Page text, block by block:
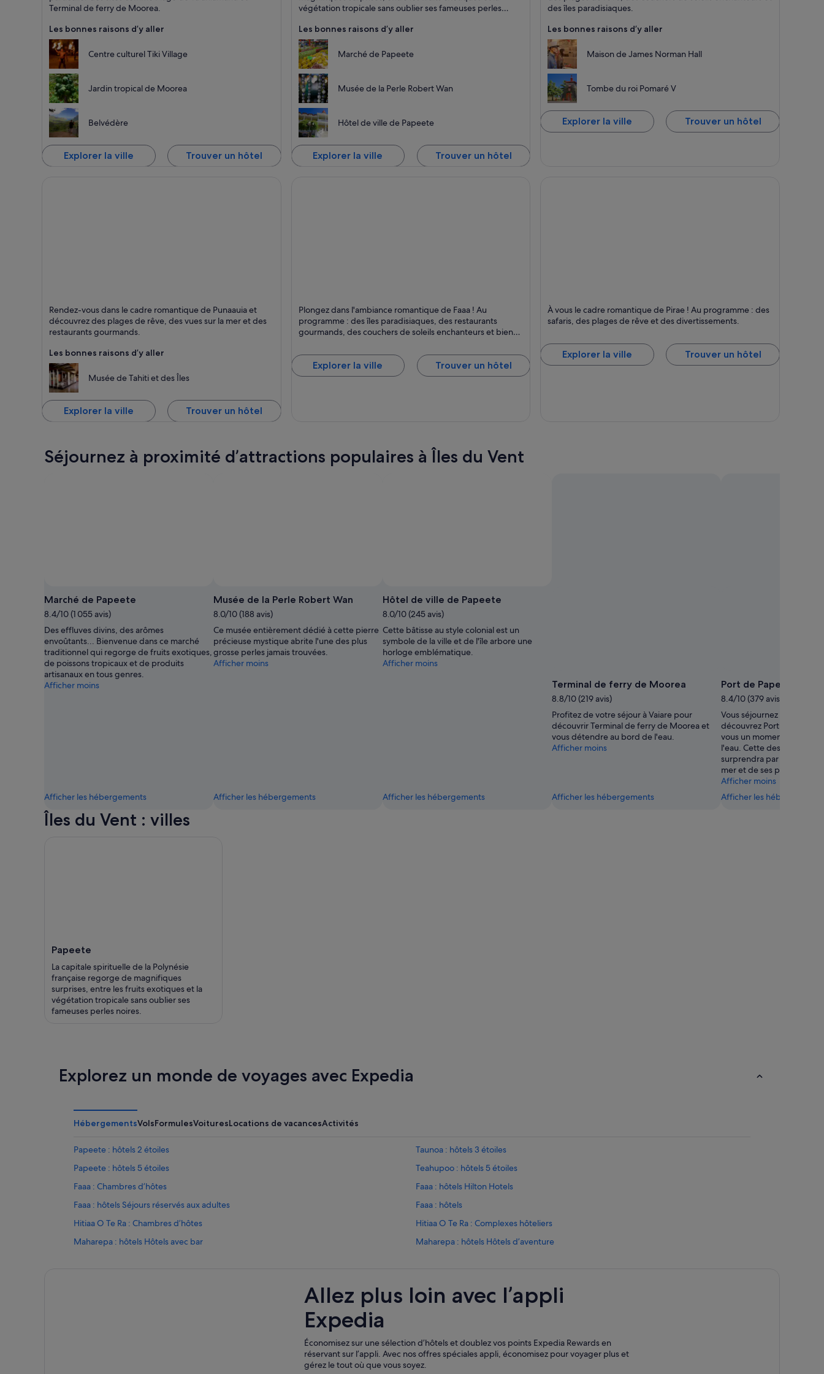
Terminal de ferry de Moorea.
Les bonnes raisons d’y aller
Centre culturel Tiki Village
Jardin tropical de Moorea
Belvédère
Explorer la ville Trouver un hôtel
végétation tropicale sans oublier ses fameuses perles
Les bonnes raisons d’y aller
Marché de Papeete
Musée de la Perle Robert Wan
Hôtel de ville de Papeete
Explorer la ville Trouver un hôtel
des îles paradisiaques.
Les bonnes raisons d’y aller
Maison de James Norman Hall
Tombe du roi Pomaré V
Explorer la ville Trouver un hôtel
Plages, Îles et Mer
Rendez-vous dans le cadre romantique de Punaauia et
découvrez des plages de rêve, des vues sur la mer et des
restaurants gourmands.
Les bonnes raisons d’y aller
Musée de Tahiti et des Îles
Explorer la ville Trouver un hôtel
Restauration, Îles et Ferries et bateaux
Plongez dans l'ambiance romantique de Faaa ! Au
programme : des îles paradisiaques, des restaurants
gourmands, des couchers de soleils enchanteurs et bien
Explorer la ville Trouver un hôtel
Pirae
Plages, Plages de sable noir et Plages de sable
À vous le cadre romantique de Pirae ! Au programme : des
safaris, des plages de rêve et des divertissements.
Explorer la ville Trouver un hôtel
Séjournez à proximité d’attractions populaires à Îles du Vent
Marché de Papeete
8.4/10 (1 055 avis)
Des effluves divins, des arômes
envoûtants... Bienvenue dans ce marché
traditionnel qui regorge de fruits exotiques,
de poissons tropicaux et de produits
artisanaux en tous genres.
Afficher moins
Afficher les hébergements
Musée de la Perle Robert Wan
8.0/10 (188 avis)
Ce musée entièrement dédié à cette pierre
précieuse mystique abrite l'une des plus
grosse perles jamais trouvées.
Afficher moins
Afficher les hébergements
Hôtel de ville de Papeete
8.0/10 (245 avis)
Cette bâtisse au style colonial est un
symbole de la ville et de l'île arbore une
horloge emblématique.
Afficher moins
Afficher les hébergements
Terminal de ferry de Moorea
8.8/10 (219 avis)
Profitez de votre séjour à Vaiare pour
découvrir Terminal de ferry de Moorea et
vous détendre au bord de l'eau.
Afficher moins
Afficher les hébergements
Port de Papeete
8.4/10 (379 avis)
Vous séjournez à Papeete
découvrez Port de
vous un moment de
l'eau. Cette destination
surprendra par la beauté
mer et de ses plages.
Afficher moins
Afficher les hébergements
Îles du Vent : villes
Papeete
La capitale spirituelle de la Polynésie
française regorge de magnifiques
surprises, entre les fruits exotiques et la
végétation tropicale sans oublier ses
fameuses perles noires.
Explorez un monde de voyages avec Expedia
HébergementsVolsFormulesVoituresLocations de vacancesActivités
Papeete : hôtels 2 étoiles
Taunoa : hôtels 3 étoiles
Papeete : hôtels 5 étoiles
Teahupoo : hôtels 5 étoiles
Faaa : Chambres d’hôtes
Faaa : hôtels Hilton Hotels
Faaa : hôtels Séjours réservés aux adultes
Faaa : hôtels
Hitiaa O Te Ra : Chambres d’hôtes
Hitiaa O Te Ra : Complexes hôteliers
Maharepa : hôtels Hôtels avec bar
Maharepa : hôtels Hôtels d’aventure
Papeete : hôtels Accor Hotels
Tautira : Chambres d’hôtes
Tautira : Lodges
Allez plus loin avec l’appli
Expedia
Économisez sur une sélection d’hôtels et doublez vos points Expedia Rewards en
réservant sur l’appli. Avec nos offres spéciales appli, économisez pour voyager plus et
gérez le tout où que vous soyez.